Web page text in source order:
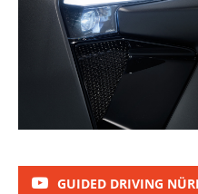
GUIDED DRIVING